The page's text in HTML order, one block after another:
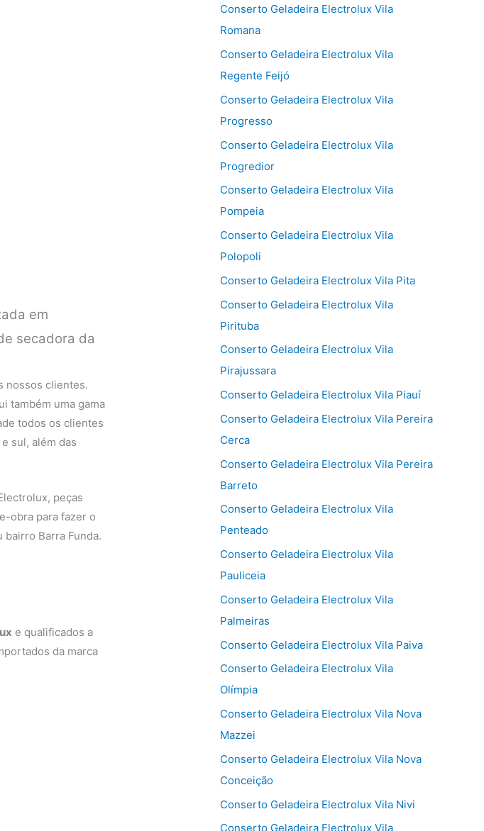
em
secadora da
nossos clientes.
também uma gama
todos os clientes
sul, além das
peças
obra para fazer o
Barra Funda.
e qualificados a
da marca
Conserto Geladeira Electrolux Vila
Romana
Conserto Geladeira Electrolux Vila
Regente Feijó
Conserto Geladeira Electrolux Vila
Progresso
Conserto Geladeira Electrolux Vila
Progredior
Conserto Geladeira Electrolux Vila
Pompeia
Conserto Geladeira Electrolux Vila
Polopoli
Conserto Geladeira Electrolux Vila Pita
Conserto Geladeira Electrolux Vila
Pirituba
Conserto Geladeira Electrolux Vila
Pirajussara
Conserto Geladeira Electrolux Vila Piauí
Conserto Geladeira Electrolux Vila Pereira
Cerca
Conserto Geladeira Electrolux Vila Pereira
Barreto
Conserto Geladeira Electrolux Vila
Penteado
Conserto Geladeira Electrolux Vila
Pauliceia
Conserto Geladeira Electrolux Vila
Palmeiras
Conserto Geladeira Electrolux Vila Paiva
Conserto Geladeira Electrolux Vila
Olímpia
Conserto Geladeira Electrolux Vila Nova
Mazzei
Conserto Geladeira Electrolux Vila Nova
Conceição
Conserto Geladeira Electrolux Vila Nivi
Conserto Geladeira Electrolux Vila